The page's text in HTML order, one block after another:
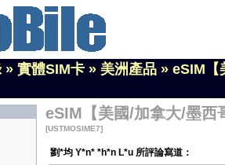
» 實體SIM卡 » 美洲產品 » eSIM【
eSIM【美國/加拿大/墨西
[USTMOSIME7]
劉*均 Y*n* *h*n L*u 所評論寫道：